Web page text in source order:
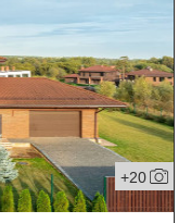
+20